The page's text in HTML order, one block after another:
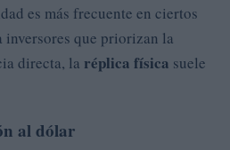
es más frecuente en ciertos
inversores que priorizan la
directa, la réplica física suele
al dólar